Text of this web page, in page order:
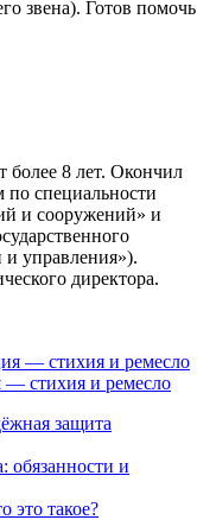
звена). Готов помочь
8 лет. Окончил
по специальности
и сооружений» и
и управления»).
директора.
— стихия и ремесло
защита
обязанности и
это такое?